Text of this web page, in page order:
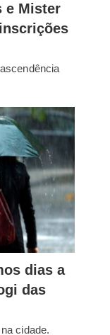
e Mister
dias a
das
cidade.